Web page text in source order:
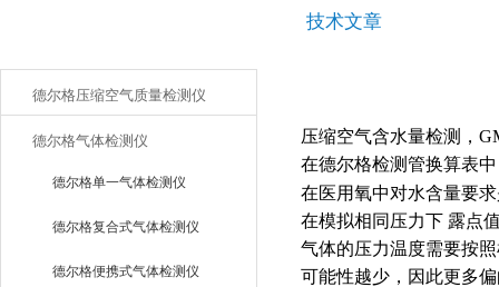
德尔格压缩空气质量检测仪
德尔格气体检测仪
德尔格单一气体检测仪
德尔格复合式气体检测仪
德尔格便携式气体检测仪
技术文章
压缩空气含水量检测，
在德尔格检测管换算表
在医用氧中对水含量要
在模拟相同压力下 露点
气体的压力温度需要按
可能性越少，因此更多